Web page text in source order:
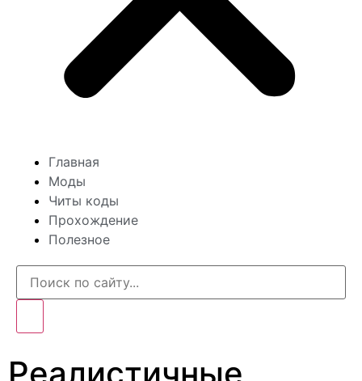
Главная
Моды
Читы коды
Прохождение
Полезное